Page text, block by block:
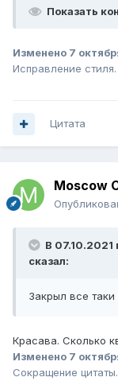
Показать
Изменено 7
Исправление стиля.
Цитата
Moscow
В 07.10.2021
сказал:
Закрыл все таки
Красава. Сколько
Изменено 7
Сокращение цитаты.